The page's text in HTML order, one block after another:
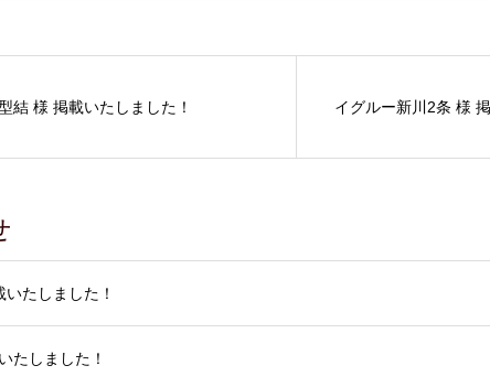
結 様 掲載いたしました！ イグルー新川2条 様
たしました！
たしました！